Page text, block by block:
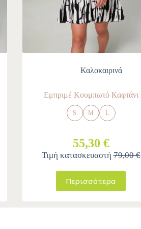
Καλοκαιρινά
Εμπριμέ Κουμπωτό Καφτάνι
S M L
55,30 €
Τιμή κατασκευαστή79,00 €
Περισσότερα